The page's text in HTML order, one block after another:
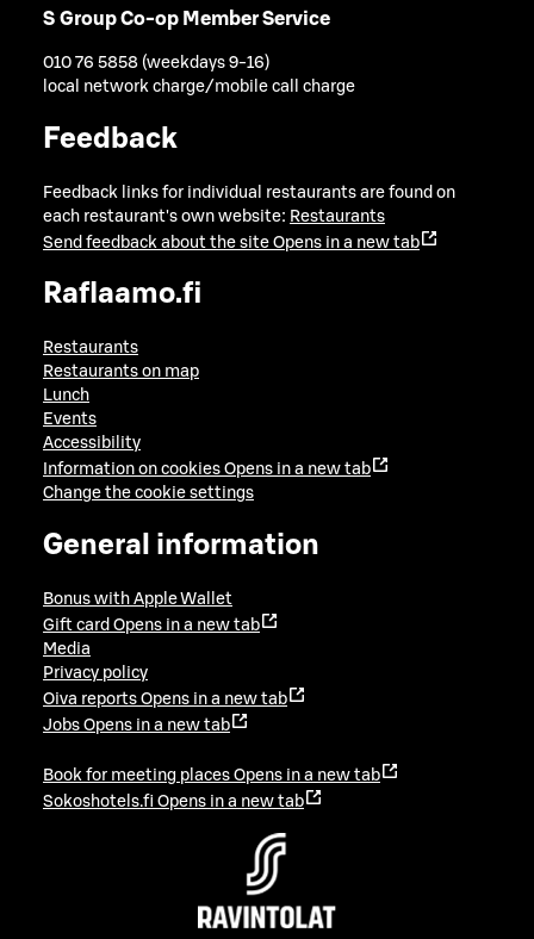
S Group Co-op Member Service
010 76 5858 (weekdays 9-16)
local network charge/mobile call charge
Feedback
Feedback links for individual restaurants are found on
each restaurant's own website: Restaurants
Send feedback about the site Opens in a new tab
Raflaamo.fi
Restaurants
Restaurants on map
Lunch
Events
Accessibility
Information on cookies Opens in a new tab
Change the cookie settings
General information
Bonus with Apple Wallet
Gift card Opens in a new tab
Media
Privacy policy
Oiva reports Opens in a new tab
Jobs Opens in a new tab
Book for meeting places Opens in a new tab
Sokoshotels.fi Opens in a new tab